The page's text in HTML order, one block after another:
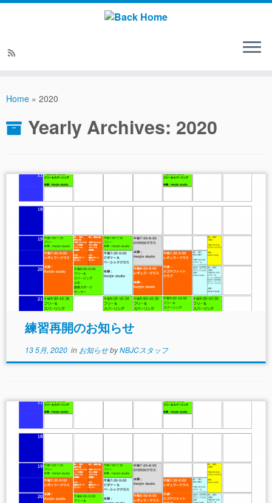
Home » 2020
Yearly Archives: 2020
練習再開のお知らせ
13 5月, 2020in お知らせbyNBJCスタッフ